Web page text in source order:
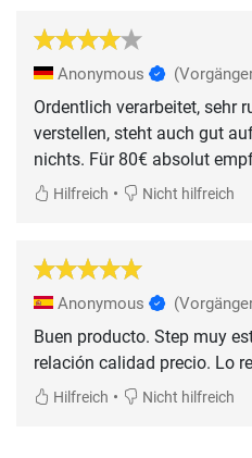
Anonymous
Ordentlich verarbeitet, sehr
verstellen, steht auch gut
nichts. Für 80€ absolut
Hilfreich • Nicht hilfreich
Anonymous
Buen producto. Step muy
relación calidad precio. Lo
Hilfreich • Nicht hilfreich